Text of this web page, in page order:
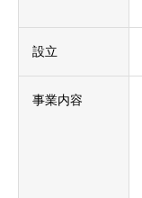
設立
事業内容